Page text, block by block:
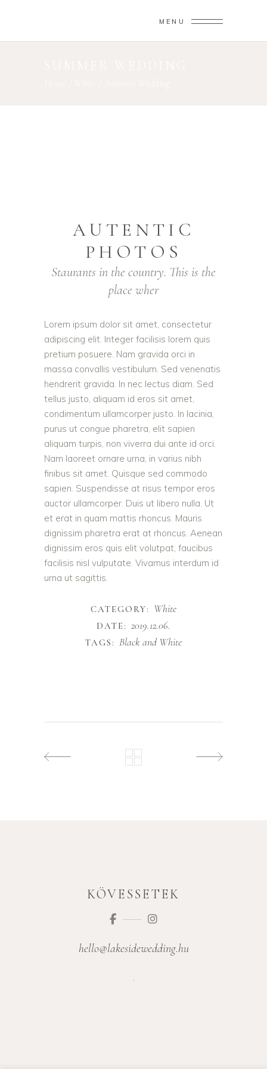
MENU
AUTENTIC
PHOTOS
Staurants in the country. This is the
place wher
Lorem ipsum dolor sit amet, consectetur
adipiscing elit. Integer facilisis lorem quis
pretium posuere. Nam gravida orci in
massa convallis vestibulum. Sed venenatis
hendrerit gravida. In nec lectus diam. Sed
tellus justo, aliquam id eros sit amet,
condimentum ullamcorper justo. In lacinia,
purus ut congue pharetra, elit sapien
aliquam turpis, non viverra dui ante id orci.
Nam laoreet ornare urna, in varius nibh
finibus sit amet. Quisque sed commodo
sapien. Suspendisse at risus tempor eros
auctor ullamcorper. Duis ut libero nulla. Ut
et erat in quam mattis rhoncus. Mauris
dignissim pharetra erat at rhoncus. Aenean
dignissim eros quis elit volutpat, faucibus
facilisis nisl vulputate. Vivamus interdum id
urna ut sagittis.
CATEGORY: White
DATE: 2019.12.06.
TAGS: Black and White
KÖVESSETEK
hello@lakesidewedding.hu